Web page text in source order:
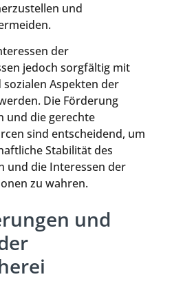
und
der
jedoch sorgfältig mit
Aspekten der
Die Förderung
und die gerechte
sind entscheidend, um
Stabilität des
und die Interessen der
zu wahren.
und